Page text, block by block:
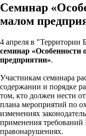
Семинар
малом
4 апреля в "Территории
семинар «Особенности
предприятии».
Участникам семинара
содержании и порядке
том, кто должен нести
плана мероприятий по
изменениях
применения
правонарушениях.